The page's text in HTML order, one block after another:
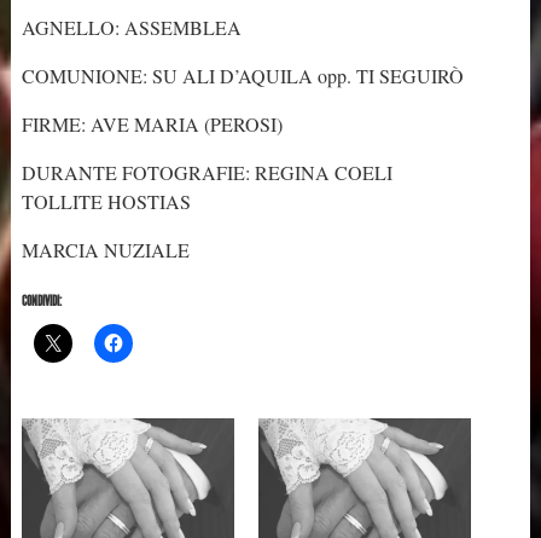
AGNELLO: ASSEMBLEA
COMUNIONE: SU ALI D’AQUILA opp. TI SEGUIRÒ
FIRME: AVE MARIA (PEROSI)
DURANTE FOTOGRAFIE: REGINA COELI
TOLLITE HOSTIAS
MARCIA NUZIALE
CONDIVIDI: